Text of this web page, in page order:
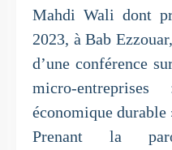
Mahdi Wali dont
2023, à Bab
d’une conférence
micro-
économique durable
Prenant la